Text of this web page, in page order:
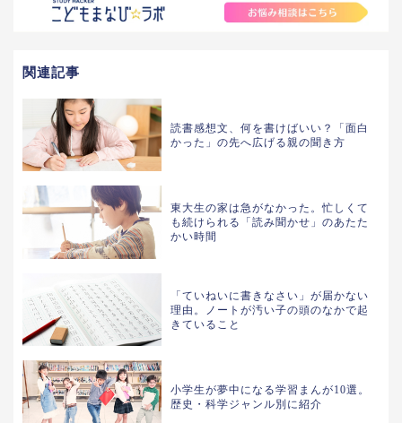
関連記事
読書感想文、何を書けばいい？「面白
かった」の先へ広げる親の聞き方
東大生の家は急がなかった。忙しくて
も続けられる「読み聞かせ」のあたた
かい時間
「ていねいに書きなさい」が届かない
理由。ノートが汚い子の頭のなかで起
きていること
小学生が夢中になる学習まんが10選。
歴史・科学ジャンル別に紹介